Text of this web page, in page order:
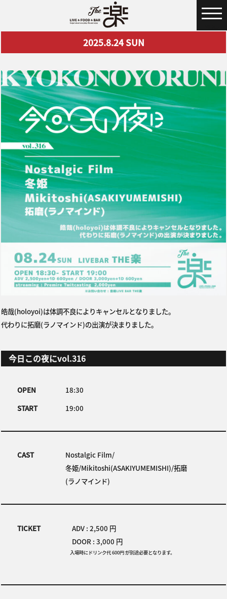
2025.8.24SUN
皓哉(holoyoi)は体調不良によりキャンセルとなりました。
代わりに拓磨(ラノマインド)の出演が決まりました。
今日この夜にvol.316
OPEN
18:30
START
19:00
CAST
Nostalgic Film/
冬姫/Mikitoshi(ASAKIYUMEMISHI)/拓磨
(ラノマインド)
TICKET
ADV : 2,500 円
DOOR : 3,000 円
入場時にドリンク代 600円 が別途必要となります。